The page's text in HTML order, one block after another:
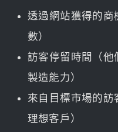
透過網站獲得的商
數）
訪客停留時間（他
製造能力）
來自目標市場的訪
理想客戶）